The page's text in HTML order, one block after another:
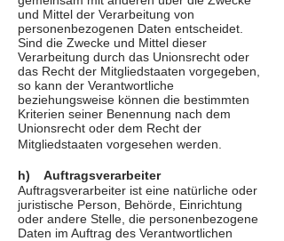
und Mittel der Verarbeitung von
personenbezogenen Daten entscheidet.
Sind die Zwecke und Mittel dieser
Verarbeitung durch das Unionsrecht oder
das Recht der Mitgliedstaaten vorgegeben,
so kann der Verantwortliche
beziehungsweise können die bestimmten
Kriterien seiner Benennung nach dem
Unionsrecht oder dem Recht der
Mitgliedstaaten vorgesehen werden.
h) Auftragsverarbeiter
Auftragsverarbeiter ist eine natürliche oder
juristische Person, Behörde, Einrichtung
oder andere Stelle, die personenbezogene
Daten im Auftrag des Verantwortlichen